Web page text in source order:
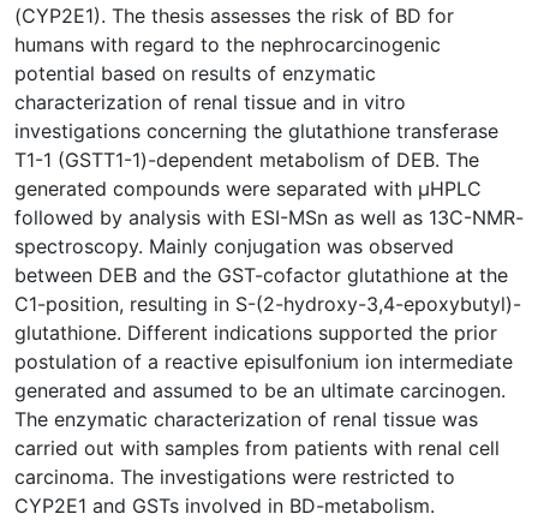
(CYP2E1). The thesis assesses the risk of BD for
humans with regard to the nephrocarcinogenic
potential based on results of enzymatic
characterization of renal tissue and in vitro
investigations concerning the glutathione transferase
T1-1 (GSTT1-1)-dependent metabolism of DEB. The
generated compounds were separated with µHPLC
followed by analysis with ESI-MSn as well as 13C-NMR-
spectroscopy. Mainly conjugation was observed
between DEB and the GST-cofactor glutathione at the
C1-position, resulting in S-(2-hydroxy-3,4-epoxybutyl)-
glutathione. Different indications supported the prior
postulation of a reactive episulfonium ion intermediate
generated and assumed to be an ultimate carcinogen.
The enzymatic characterization of renal tissue was
carried out with samples from patients with renal cell
carcinoma. The investigations were restricted to
CYP2E1 and GSTs involved in BD-metabolism.